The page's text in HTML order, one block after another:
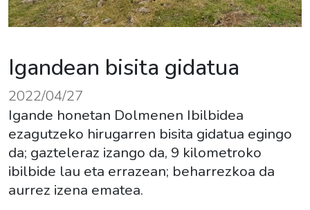
Igandean bisita gidatua
2022/04/27
Igande honetan Dolmenen Ibilbidea
ezagutzeko hirugarren bisita gidatua egingo
da; gazteleraz izango da, 9 kilometroko
ibilbide lau eta errazean; beharrezkoa da
aurrez izena ematea.